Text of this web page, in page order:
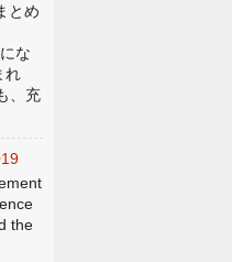
とめ
な
れ
、充
the